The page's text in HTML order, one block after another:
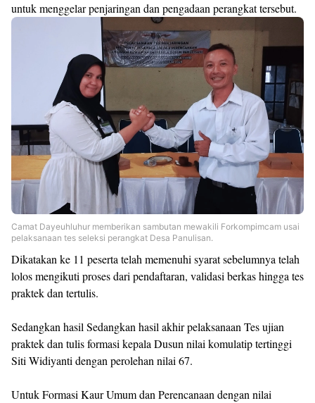
untuk menggelar penjaringan dan pengadaan perangkat tersebut.
Camat Dayeuhluhur memberikan sambutan mewakili Forkompimcam usai
pelaksanaan tes seleksi perangkat Desa Panulisan.
Dikatakan ke 11 peserta telah memenuhi syarat sebelumnya telah
lolos mengikuti proses dari pendaftaran, validasi berkas hingga tes
praktek dan tertulis.
Sedangkan hasil Sedangkan hasil akhir pelaksanaan Tes ujian
praktek dan tulis formasi kepala Dusun nilai komulatip tertinggi
Siti Widiyanti dengan perolehan nilai 67.
Untuk Formasi Kaur Umum dan Perencanaan dengan nilai